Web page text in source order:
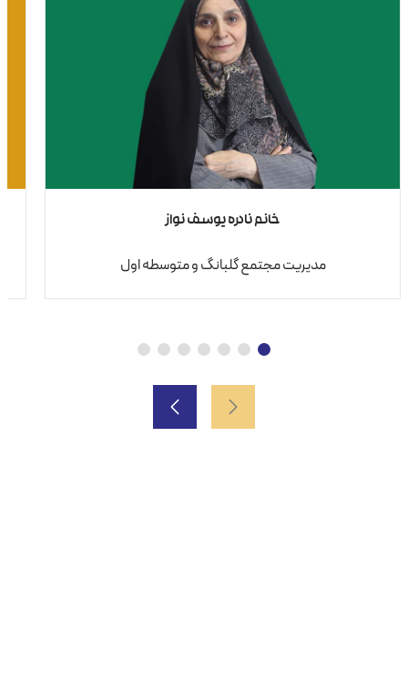
خانم نادره یوسف نواز
مدیریت مجتمع گلبانگ و متوسطه اول